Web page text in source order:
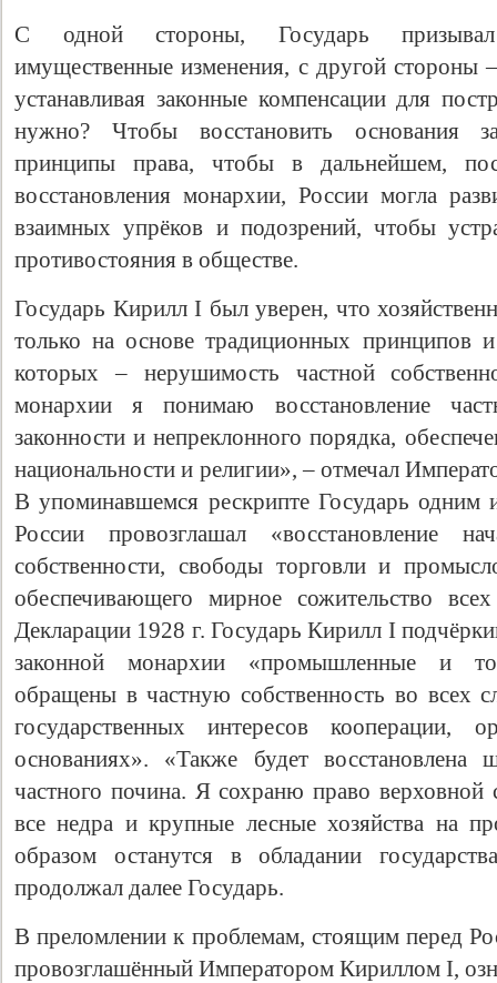
С одной стороны, Государь призывал
имущественные изменения, с другой стороны
устанавливая законные компенсации для
нужно? Чтобы восстановить основания
принципы права, чтобы в дальнейшем,
восстановления монархии, России могла
взаимных упрёков и подозрений, чтобы
противостояния в обществе.
Государь Кирилл I был уверен, что
только на основе традиционных принципов
которых – нерушимость частной
монархии я понимаю восстановление
законности и непреклонного порядка,
национальности и религии», – отмечал
В упоминавшемся рескрипте Государь одним
России провозглашал «восстановление
собственности, свободы торговли и
обеспечивающего мирное сожительство
Декларации 1928 г. Государь Кирилл I
законной монархии «промышленные и
обращены в частную собственность во всех
государственных интересов кооперации,
основаниях». «Также будет восстановлена
частного почина. Я сохраню право верховной
все недра и крупные лесные хозяйства на
образом останутся в обладании
продолжал далее Государь.
В преломлении к проблемам, стоящим перед
провозглашённый Императором Кириллом I,